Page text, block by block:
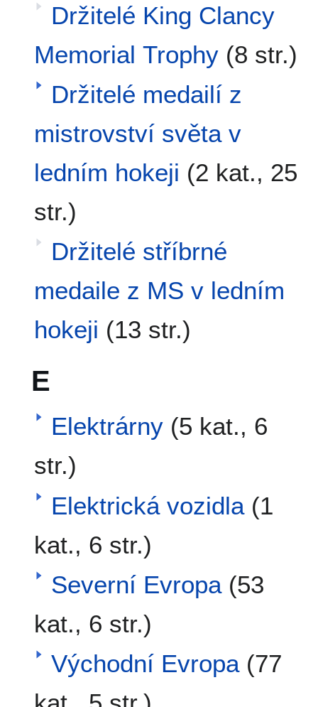
Držitelé King Clancy
Memorial Trophy (8 str.)
Držitelé medailí z
mistrovství světa v
ledním hokeji (2 kat., 25
str.)
Držitelé stříbrné
medaile z MS v ledním
hokeji (13 str.)
E
Elektrárny (5 kat., 6
str.)
Elektrická vozidla (1
kat., 6 str.)
Severní Evropa (53
kat., 6 str.)
Východní Evropa (77